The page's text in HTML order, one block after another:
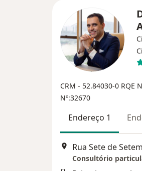
CRM - 52.84030-0 RQE
Nº:32670
Endereço 1
Consultório